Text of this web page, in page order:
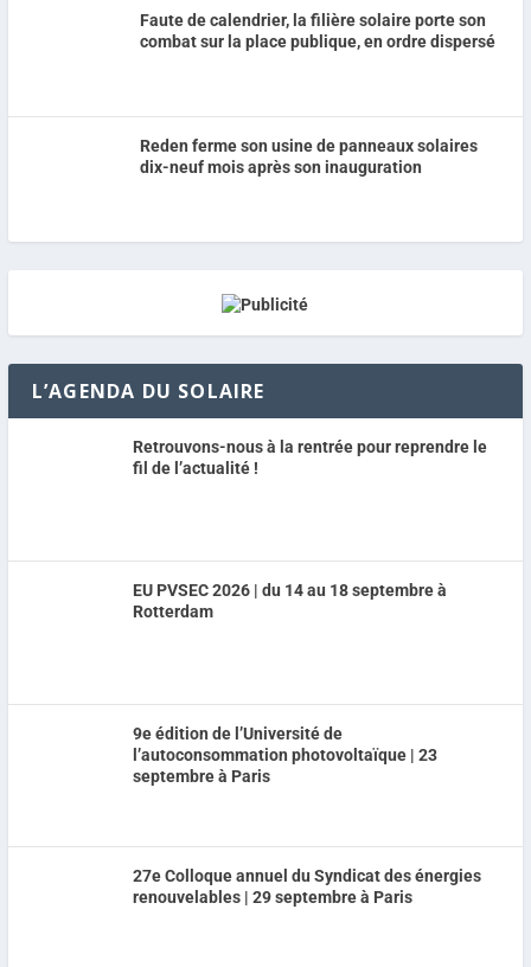
Faute de calendrier, la filière solaire porte son
combat sur la place publique, en ordre dispersé
Reden ferme son usine de panneaux solaires
dix-neuf mois après son inauguration
L’AGENDA DU SOLAIRE
Retrouvons-nous à la rentrée pour reprendre le
fil de l’actualité !
EU PVSEC 2026 | du 14 au 18 septembre à
Rotterdam
9e édition de l’Université de
l’autoconsommation photovoltaïque | 23
septembre à Paris
27e Colloque annuel du Syndicat des énergies
renouvelables | 29 septembre à Paris